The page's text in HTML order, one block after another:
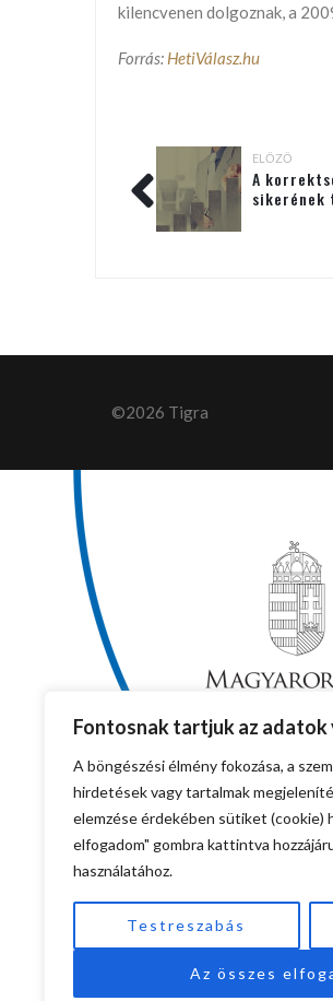
Fontosnak tartjuk az adatok
A böngészési élmény fokozása, a
hirdetések vagy tartalmak
elemzése érdekében sütiket (cookie)
elfogadom" gombra kattintva
használatához.
Testreszabás
Az összes
kilencvenen dolgoznak, a
Forrás: HetiVálasz.hu
ELŐZŐ
A
©2026 Tigra